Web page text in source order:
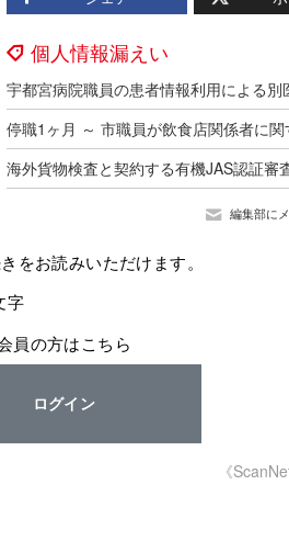
個人情報漏えい
編集部に
をお読みいただけます。
字
員の方はこちら
ログイン
《